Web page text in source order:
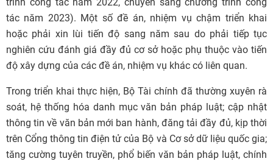
tác năm 2023). Một số đề án, nhiệm vụ chậm triển khai
hoặc phải xin lùi tiến độ sang năm sau do phải tiếp tục
nghiên cứu đánh giá đầy đủ cơ sở hoặc phụ thuộc vào tiến
độ xây dựng của các đề án, nhiệm vụ khác có liên quan.
Trong triển khai thực hiện, Bộ Tài chính đã thường xuyên rà
soát, hệ thống hóa danh mục văn bản pháp luật; cập nhật
thông tin về văn bản mới ban hành, đăng tải đầy đủ, kịp thời
trên Cổng thông tin điện tử của Bộ và Cơ sở dữ liệu quốc gia;
tăng cường tuyên truyền, phổ biến văn bản pháp luật, chính